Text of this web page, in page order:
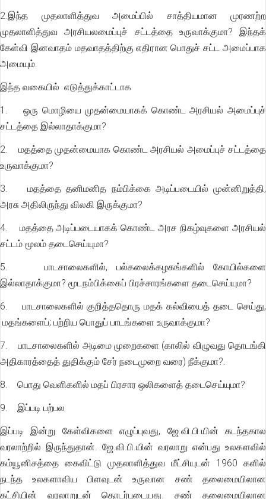
2.இந்த முதலாளித்துவ அமைப்பில் சாத்தியமான முரணற்ற
முதலாளித்துவ அரசியலமைப்புச் சட்டத்தை உருவாக்குமா? இந்தக்
கேள்வி இனவாதம் மதவாதத்திற்கு எதிரான பொதுச் சட்ட அமைப்பாக
அமையும்.
இந்த வகையில் எடுத்துக்காட்டாக
1. ஒரு மொழியை முதன்மையாகக் கொண்ட அரசியல் அமைப்புச்
சட்டத்தை இல்லாதாக்குமா?
2. மதத்தை முதன்மையாக கொண்ட அரசியல் அமைப்புச் சட்டத்தை
உருவாக்குமா?
3. மதத்தை தனிமனித நம்பிக்கை அடிப்படையில் முன்னிறுத்தி,
அரசு அதிலிருந்து விலகி இருக்குமா?
4. மதத்தை அடிப்படையாகக் கொண்ட அரச நிகழ்வுகளை அரசியல்
சட்டம் மூலம் தடைசெய்யுமா?
5. பாடசாலைகளில், பல்கலைக்கழகங்களில் கோயில்களை
இல்லாதாக்குமா? மூடநம்பிக்கைப் பிரச்சாரங்களை தடைசெய்யுமா?
6. பாடசாலைகளில் குறித்ததொரு மதக் கல்வியைத் தடை செய்து,
மதங்களைப்; பற்றிய பொதுப் பாடங்களை உருவாக்குமா?
7. பாடசாலைகளில் அடிமை முறைகளை (காலில் விழுவது தொடங்கி
அதிகாரத்தைத் துதிக்கும் சேர் நடைமுறை வரை) நீக்குமா?.
8. பொது வெளிகளில் மதப் பிரசார ஒலிகளைத் தடைசெய்யுமா?
9. இப்படி பற்பல
இப்படி இன்று கேள்விகளை எழுப்புவது, ஜே.வி.பி.யின் கடந்தகால
வரலாற்றில் இருந்துதான். ஜே.வி.பி.யின் வரலாறு என்பது உலகளவில்
கம்யூனிசத்தை கைவிட்டு முதலாளித்துவ மீட்சியுடன் 1960 களில்
நடந்த உலகளாவிய பிளவுடன் உருவான சண் தலைமையிலான
கட்சியின் வரலாறுடன் தொடர்புடையது. சண் தலைமையிலான